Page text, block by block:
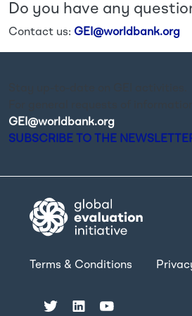
Do you have any
Contact us: GEI@worldbank.org
GEI@worldbank.org
SUBSCRIBE TO THE
Terms & Conditions